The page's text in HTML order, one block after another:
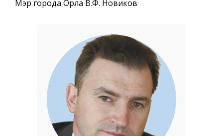
Мэр города Орла В.Ф. Новиков